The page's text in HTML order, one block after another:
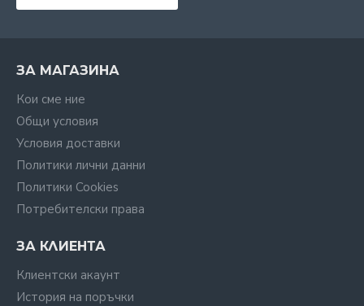
ЗА МАГАЗИНА
Кои сме ние
Общи условия
Условия доставки
Политики лични данни
Политики Cookies
Потребителски права
ЗА КЛИЕНТА
Клиентски акаунт
История на поръчки